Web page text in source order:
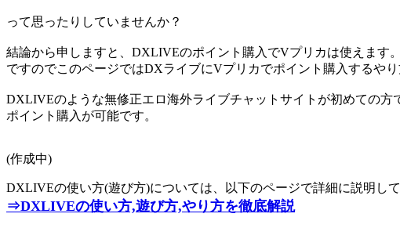
って思ったりしていませんか？
結論から申しますと、 DXLIVEのポイント購入でVプリカは使えます。
ですのでこのページではDXライブにVプリカでポイント購入するや
DXLIVEのような無修正エロ海外ライブチャットサイトが初めての
ポイント購入が可能です。
(作成中)
DXLIVEの使い方(遊び方)については、以下のページで詳細に説明し
⇒DXLIVEの使い方,遊び方,やり方を徹底解説